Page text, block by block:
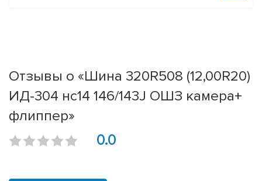
Отзывы о «Шина 320R508 (12,00R20)
ИД-304 нс14 146/143J ОШЗ камера+
флиппер»
0.0